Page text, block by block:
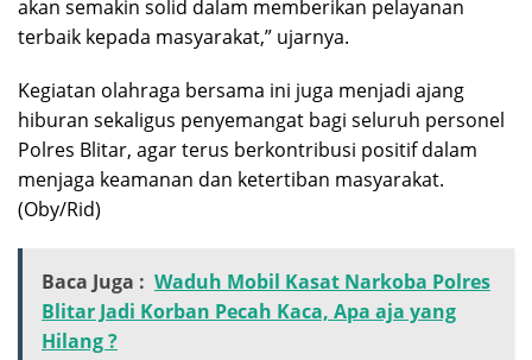
akan semakin solid dalam memberikan pelayanan
terbaik kepada masyarakat,” ujarnya.
Kegiatan olahraga bersama ini juga menjadi ajang
hiburan sekaligus penyemangat bagi seluruh personel
Polres Blitar, agar terus berkontribusi positif dalam
menjaga keamanan dan ketertiban masyarakat.
(Oby/Rid)
Baca Juga : Waduh Mobil Kasat Narkoba Polres
Blitar Jadi Korban Pecah Kaca, Apa aja yang
Hilang ?